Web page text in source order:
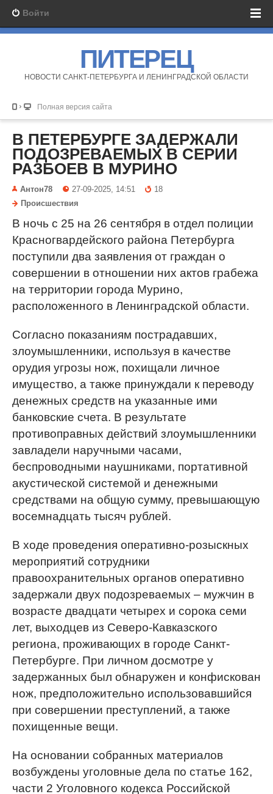
Войти
ПИТЕРЕЦ
НОВОСТИ САНКТ-ПЕТЕРБУРГА И ЛЕНИНГРАДСКОЙ ОБЛАСТИ
Полная версия сайта
В ПЕТЕРБУРГЕ ЗАДЕРЖАЛИ
ПОДОЗРЕВАЕМЫХ В СЕРИИ
РАЗБОЕВ В МУРИНО
Антон78 27-09-2025, 14:51
18
Происшествия
В ночь с 25 на 26 сентября в отдел полиции
Красногвардейского района Петербурга
поступили два заявления от граждан о
совершении в отношении них актов грабежа
на территории города Мурино,
расположенного в Ленинградской области.
Согласно показаниям пострадавших,
злоумышленники, используя в качестве
орудия угрозы нож, похищали личное
имущество, а также принуждали к переводу
денежных средств на указанные ими
банковские счета. В результате
противоправных действий злоумышленники
завладели наручными часами,
беспроводными наушниками, портативной
акустической системой и денежными
средствами на общую сумму, превышающую
восемнадцать тысяч рублей.
В ходе проведения оперативно-розыскных
мероприятий сотрудники
правоохранительных органов оперативно
задержали двух подозреваемых – мужчин в
возрасте двадцати четырех и сорока семи
лет, выходцев из Северо-Кавказского
региона, проживающих в городе Санкт-
Петербурге. При личном досмотре у
задержанных был обнаружен и конфискован
нож, предположительно использовавшийся
при совершении преступлений, а также
похищенные вещи.
На основании собранных материалов
возбуждены уголовные дела по статье 162,
части 2 Уголовного кодекса Российской